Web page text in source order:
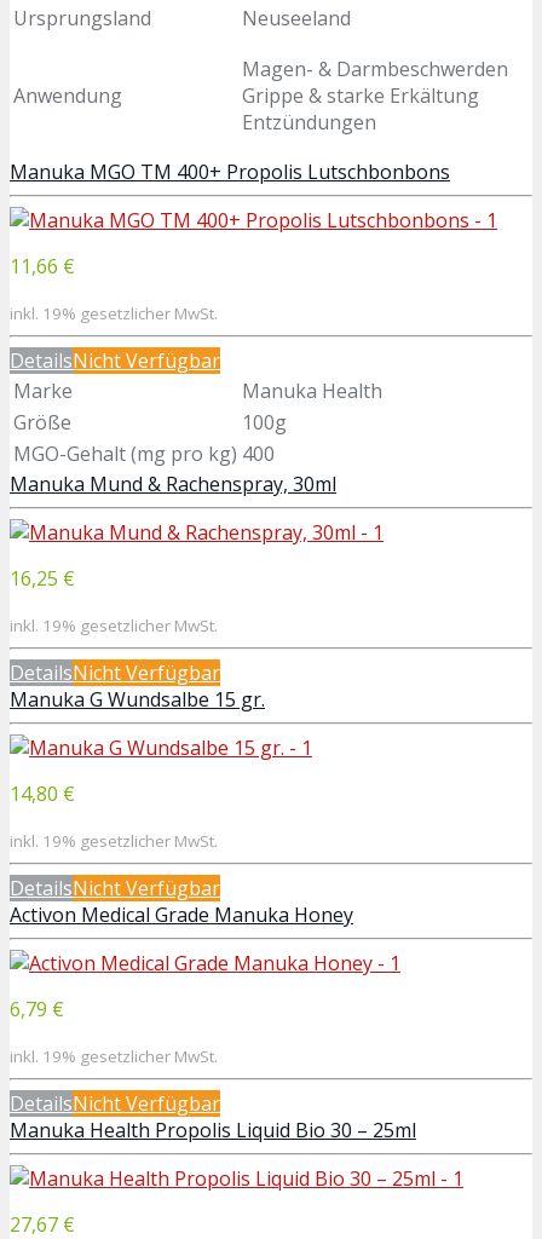
Ursprungsland Neuseeland
Anwendung
Magen- & Darmbeschwerden
Grippe & starke Erkältung
Entzündungen
Manuka MGO TM 400+ Propolis Lutschbonbons
11,66 €
inkl. 19% gesetzlicher MwSt.
DetailsNicht Verfügbar
Marke
Manuka Health
Größe
100g
MGO-Gehalt (mg pro kg) 400
Manuka Mund & Rachenspray, 30ml
16,25 €
inkl. 19% gesetzlicher MwSt.
DetailsNicht Verfügbar
Manuka G Wundsalbe 15 gr.
14,80 €
inkl. 19% gesetzlicher MwSt.
DetailsNicht Verfügbar
Activon Medical Grade Manuka Honey
6,79 €
inkl. 19% gesetzlicher MwSt.
DetailsNicht Verfügbar
Manuka Health Propolis Liquid Bio 30 – 25ml
27,67 €